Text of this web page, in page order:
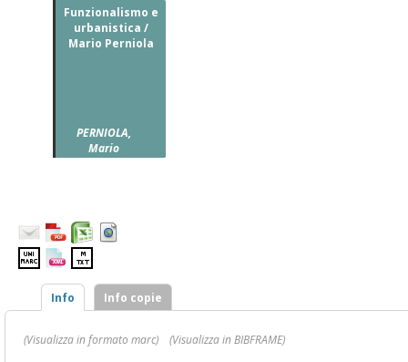
Funzionalismo e
urbanistica /
Mario Perniola
PERNIOLA,
Mario
Info Info copie
(Visualizza in formato marc)
(Visualizza in BIBFRAME)